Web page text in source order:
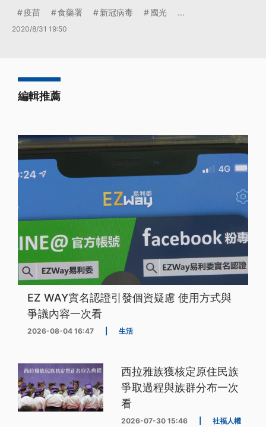
疫苗 食藥署 新冠病毒 國光 ...
2020/8/31 19:50
編輯推薦
EZ WAY實名認證引發個資疑慮 使用方式與
爭議內容一次看
2026-08-04 16:47 生活
西拉雅族獲核定原住民族
爭取過程與族群分布一次
看
2026-07-30 15:46 社福人權